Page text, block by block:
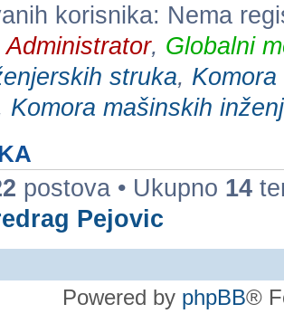
korisnika: Nema
Administrator, Globalni
struka,
Komora mašinskih
postova • Ukupno 14
Pejovic
Powered by phpBB®